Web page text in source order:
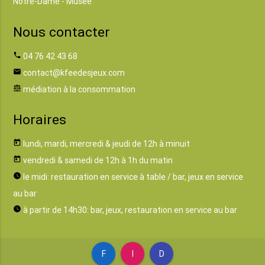
Nous contacter
phone 04 76 42 43 68
email contact@kfeedesjeux.com
balance médiation à la consommation
Horaires
today lundi, mardi, mercredi & jeudi de 12h à minuit
today vendredi & samedi de 12h à 1h du matin
watch_later le midi: restauration en service à table / bar, jeux en service
au bar
watch_later à partir de 14h30: bar, jeux, restauration en service au bar
F D